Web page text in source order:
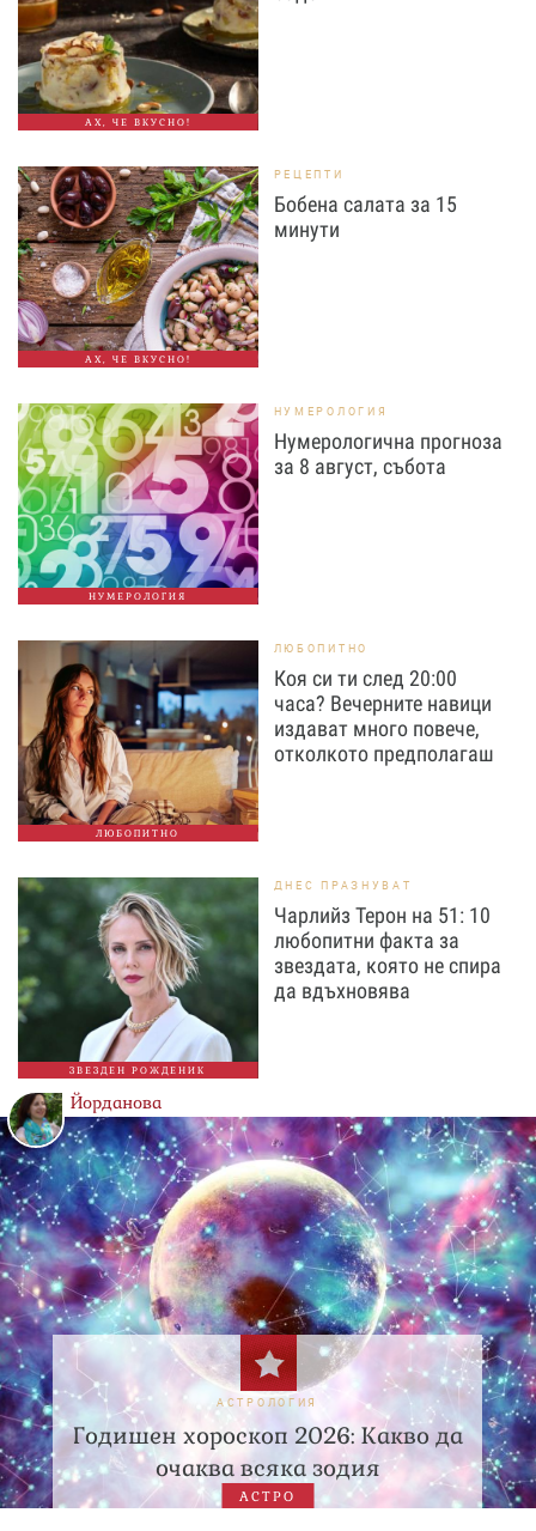
АХ, ЧЕ ВКУСНО!
АХ, ЧЕ ВКУСНО!
РЕЦЕПТИ
Бобена салата за 15
минути
НУМЕРОЛОГИЯ
НУМЕРОЛОГИЯ
Нумерологична прогноза
за 8 август, събота
ЛЮБОПИТНО
ЛЮБОПИТНО
Коя си ти след 20:00
часа? Вечерните навици
издават много повече,
отколкото предполагаш
ЗВЕЗДЕН РОЖДЕНИК
ДНЕС ПРАЗНУВАТ
Чарлийз Терон на 51: 10
любопитни факта за
звездата, която не спира
да вдъхновява
Йорданова
АСТРОЛОГИЯ
Годишен хороскоп 2026: Какво да
очаква всяка зодия
АСТРО